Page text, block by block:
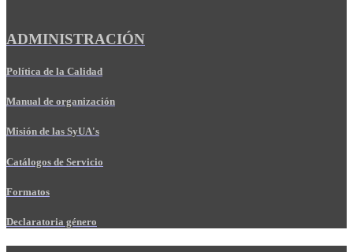
ADMINISTRACIÓN
Política de la Calidad
Manual de organización
Misión de las SyUA's
Catálogos de Servicio
Formatos
Declaratoria género